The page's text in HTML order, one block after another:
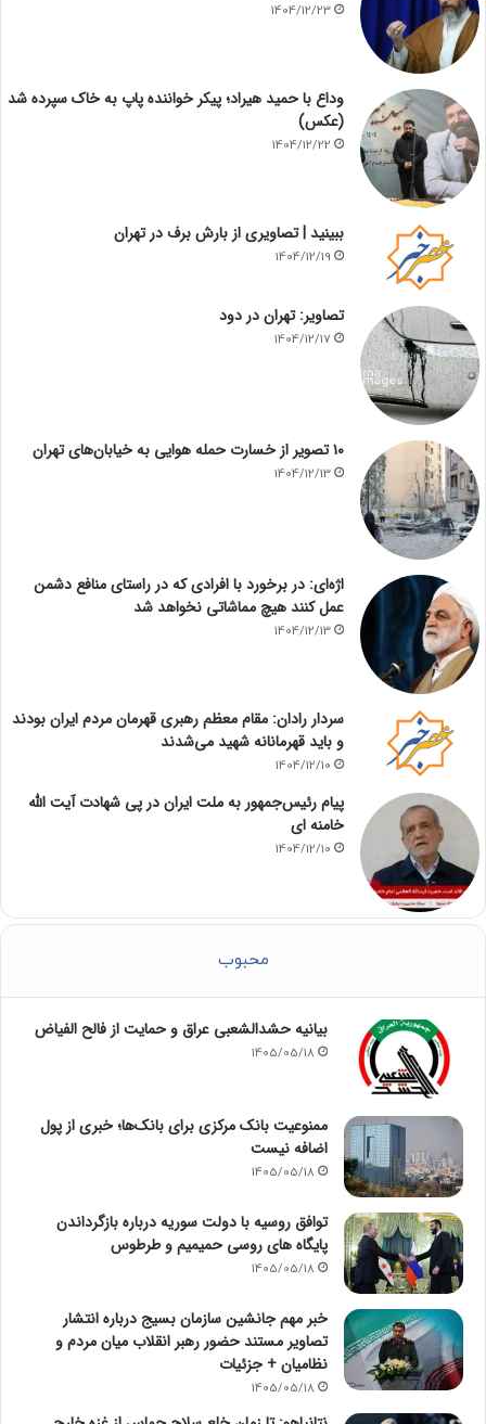
1404/12/23
وداع با حمید هیراد؛ پیکر خواننده پاپ به خاک سپرده شد
(عکس)
1404/12/22
ببینید | تصاویری از بارش برف در تهران
1404/12/19
تصاویر: تهران در دود
1404/12/17
۱۰ تصویر از خسارت حمله هوایی به خیابان‌های تهران
1404/12/13
اژه‌ای: در برخورد با افرادی که در راستای منافع دشمن
عمل کنند هیچ مماشاتی نخواهد شد
1404/12/13
سردار رادان: مقام معظم رهبری قهرمان مردم ایران بودند
و باید قهرمانانه شهید می‌شدند
1404/12/10
پیام رئیس‌جمهور به ملت ایران در پی شهادت آیت الله
خامنه ای
1404/12/10
محبوب
بیانیه حشدالشعبی عراق و حمایت از فالح الفیاض
1405/05/18
ممنوعیت بانک مرکزی برای بانک‌ها؛ خبری از پول
اضافه نیست
1405/05/18
توافق روسیه با دولت سوریه درباره بازگرداندن
پایگاه های روسی حمیمیم و طرطوس
1405/05/18
خبر مهم جانشین سازمان بسیج درباره انتشار
تصاویر مستند حضور رهبر انقلاب میان مردم و
نظامیان + جزئیات
1405/05/18